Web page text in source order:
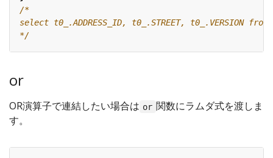
*/
or
OR演算子で連結したい場合は or 関数にラムダ式を渡しま
す。